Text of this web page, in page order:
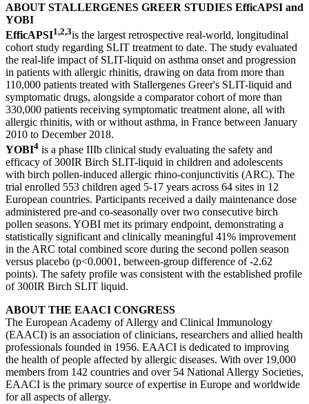
ABOUT STALLERGENES GREER STUDIES EfficAPSI and
YOBI
EfficAPSI1,2,3is the largest retrospective real-world, longitudinal
cohort study regarding SLIT treatment to date. The study evaluated
the real-life impact of SLIT-liquid on asthma onset and progression
in patients with allergic rhinitis, drawing on data from more than
110,000 patients treated with Stallergenes Greer's SLIT-liquid and
symptomatic drugs, alongside a comparator cohort of more than
330,000 patients receiving symptomatic treatment alone, all with
allergic rhinitis, with or without asthma, in France between January
2010 to December 2018.
YOBI4 is a phase IIIb clinical study evaluating the safety and
efficacy of 300IR Birch SLIT-liquid in children and adolescents
with birch pollen-induced allergic rhino-conjunctivitis (ARC). The
trial enrolled 553 children aged 5-17 years across 64 sites in 12
European countries. Participants received a daily maintenance dose
administered pre-and co-seasonally over two consecutive birch
pollen seasons. YOBI met its primary endpoint, demonstrating a
statistically significant and clinically meaningful 41% improvement
in the ARC total combined score during the second pollen season
versus placebo (p<0.0001, between-group difference of -2.62
points). The safety profile was consistent with the established profile
of 300IR Birch SLIT liquid.
ABOUT THE EAACI CONGRESS
The European Academy of Allergy and Clinical Immunology
(EAACI) is an association of clinicians, researchers and allied health
professionals founded in 1956. EAACI is dedicated to improving
the health of people affected by allergic diseases. With over 19,000
members from 142 countries and over 54 National Allergy Societies,
EAACI is the primary source of expertise in Europe and worldwide
for all aspects of allergy.